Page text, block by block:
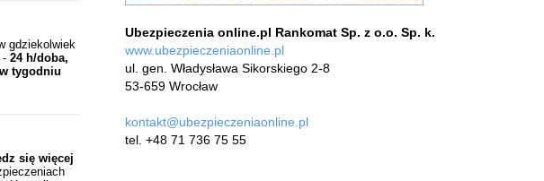
gdziekolwiek
- 24 h/doba,
tygodniu
się więcej
Ubezpieczenia online.pl Rankomat Sp. z o.o. Sp. k.
www.ubezpieczeniaonline.pl
ul. gen. Władysława Sikorskiego 2-8
53-659 Wrocław
kontakt@ubezpieczeniaonline.pl
tel. +48 71 736 75 55